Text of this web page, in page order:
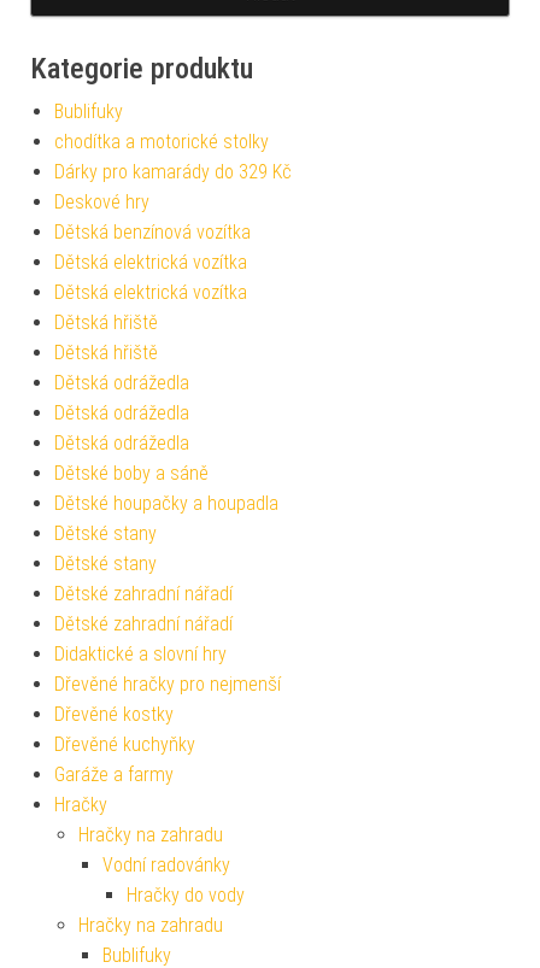
Kategorie produktu
Bublifuky
chodítka a motorické stolky
Dárky pro kamarády do 329 Kč
Deskové hry
Dětská benzínová vozítka
Dětská elektrická vozítka
Dětská elektrická vozítka
Dětská hřiště
Dětská hřiště
Dětská odrážedla
Dětská odrážedla
Dětská odrážedla
Dětské boby a sáně
Dětské houpačky a houpadla
Dětské stany
Dětské stany
Dětské zahradní nářadí
Dětské zahradní nářadí
Didaktické a slovní hry
Dřevěné hračky pro nejmenší
Dřevěné kostky
Dřevěné kuchyňky
Garáže a farmy
Hračky
Hračky na zahradu
Vodní radovánky
Hračky do vody
Hračky na zahradu
Bublifuky